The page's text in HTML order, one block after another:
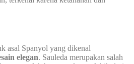
asal Spanyol yang dikenal
elegan. Sauleda merupakan salah